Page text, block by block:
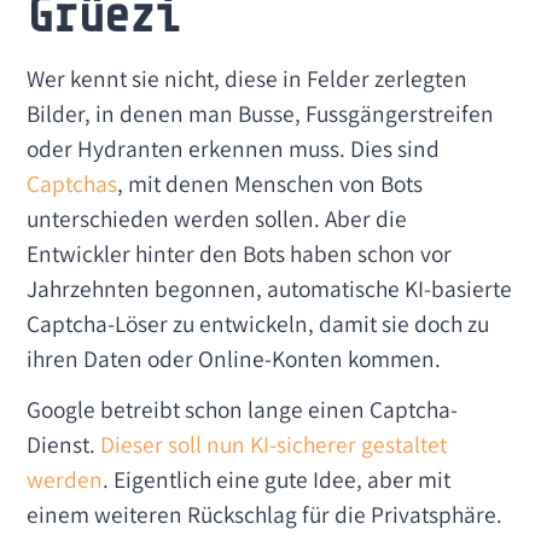
Grüezi
Wer kennt sie nicht, diese in Felder zerlegten
Bilder, in denen man Busse, Fussgängerstreifen
oder Hydranten erkennen muss. Dies sind
Captchas, mit denen Menschen von Bots
unterschieden werden sollen. Aber die
Entwickler hinter den Bots haben schon vor
Jahrzehnten begonnen, automatische KI-basierte
Captcha-Löser zu entwickeln, damit sie doch zu
ihren Daten oder Online-Konten kommen.
Google betreibt schon lange einen Captcha-
Dienst. Dieser soll nun KI-sicherer gestaltet
werden. Eigentlich eine gute Idee, aber mit
einem weiteren Rückschlag für die Privatsphäre.